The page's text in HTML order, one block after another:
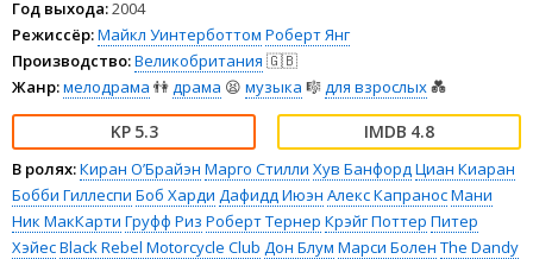
Год выхода:2004
Режиссёр:Майкл Уинтерботтом Роберт Янг
Производство:Великобритания 🇬🇧
Жанр:мелодрама 👫драма 😫 музыка 🎼для взрослых💑
5.3 4.8
В ролях:Киран О’Брайэн Марго Стилли Хув БанфордЦиан Киаран
Бобби Гиллеспи Боб Харди Дафидд Июэн Алекс КапраносМани
Ник МакКарти Груфф Риз Роберт Тернер Крэйг Поттер Питер
ХэйесBlack Rebel Motorcycle Club Дон Блум Марси Болен The Dandy